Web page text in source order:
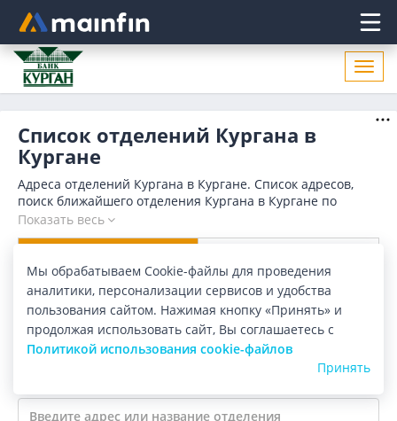
Главное меню
Список отделений Кургана в
Кургане
Адреса отделений Кургана в Кургане. Список адресов,
поиск ближайшего отделения Кургана в Кургане по
адресу, названию. Часы работы, телефоны, контактные
данные.
Показать весь
Все банки Карта Список
Город:Курган
Мы обрабатываем Cookie-файлы для проведения
аналитики, персонализации сервисов и удобства
пользования сайтом. Нажимая кнопку «Принять» и
продолжая использовать сайт, Вы соглашаетесь с
Политикой использования cookie-файлов
Принять